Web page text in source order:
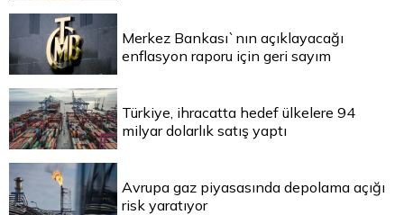
Merkez Bankası`nın açıklayacağı
enflasyon raporu için geri sayım
Türkiye, ihracatta hedef ülkelere 94
milyar dolarlık satış yaptı
Avrupa gaz piyasasında depolama açığı
risk yaratıyor